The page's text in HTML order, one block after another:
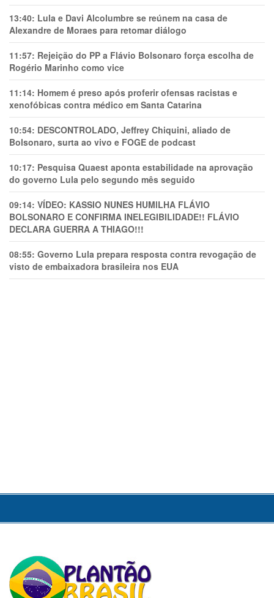
13:40: Lula e Davi Alcolumbre se reúnem na casa de
Alexandre de Moraes para retomar diálogo
11:57: Rejeição do PP a Flávio Bolsonaro força escolha de
Rogério Marinho como vice
11:14: Homem é preso após proferir ofensas racistas e
xenofóbicas contra médico em Santa Catarina
10:54: DESCONTROLADO, Jeffrey Chiquini, aliado de
Bolsonaro, surta ao vivo e FOGE de podcast
10:17: Pesquisa Quaest aponta estabilidade na aprovação
do governo Lula pelo segundo mês seguido
09:14: VÍDEO: KASSIO NUNES HUMlLHA FLÁVIO
BOLSONARO E CONFIRMA INELEGIBILIDADE!! FLÁVIO
DECLARA GUERRA A THIAGO!!!
08:55: Governo Lula prepara resposta contra revogação de
visto de embaixadora brasileira nos EUA